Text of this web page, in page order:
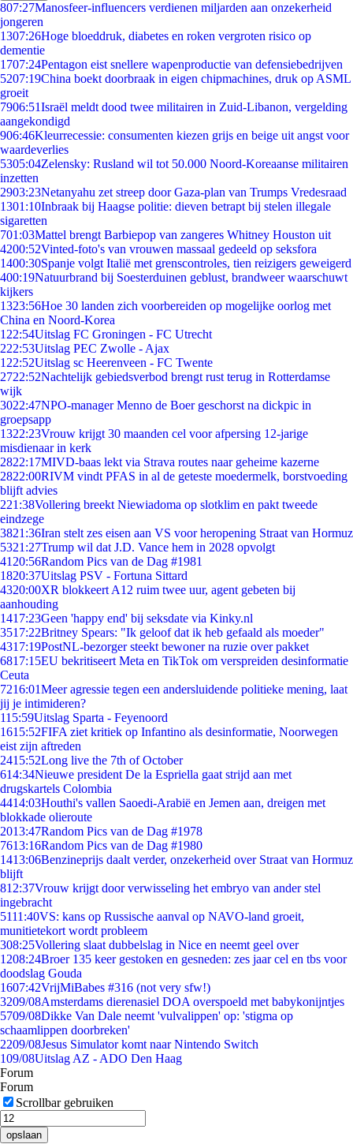
807:27Manosfeer-influencers verdienen miljarden aan onzekerheid
jongeren
1307:26Hoge bloeddruk, diabetes en roken vergroten risico op
dementie
1707:24Pentagon eist snellere wapenproductie van defensiebedrijven
5207:19China boekt doorbraak in eigen chipmachines, druk op ASML
groeit
7906:51Israël meldt dood twee militairen in Zuid-Libanon, vergelding
aangekondigd
906:46Kleurrecessie: consumenten kiezen grijs en beige uit angst voor
waardeverlies
5305:04Zelensky: Rusland wil tot 50.000 Noord-Koreaanse militairen
inzetten
2903:23Netanyahu zet streep door Gaza-plan van Trumps Vredesraad
1301:10Inbraak bij Haagse politie: dieven betrapt bij stelen illegale
sigaretten
701:03Mattel brengt Barbiepop van zangeres Whitney Houston uit
4200:52Vinted-foto's van vrouwen massaal gedeeld op seksfora
1400:30Spanje volgt Italië met grenscontroles, tien reizigers geweigerd
400:19Natuurbrand bij Soesterduinen geblust, brandweer waarschuwt
kijkers
1323:56Hoe 30 landen zich voorbereiden op mogelijke oorlog met
China en Noord-Korea
1 22:54Uitslag FC Groningen - FC Utrecht
222:53Uitslag PEC Zwolle - Ajax
1 22:52Uitslag sc Heerenveen - FC Twente
2722:52Nachtelijk gebiedsverbod brengt rust terug in Rotterdamse
wijk
3022:47NPO-manager Menno de Boer geschorst na dickpic in
groepsapp
1322:23Vrouw krijgt 30 maanden cel voor afpersing 12-jarige
misdienaar in kerk
2822:17MIVD-baas lekt via Strava routes naar geheime kazerne
2822:00RIVM vindt PFAS in al de geteste moedermelk, borstvoeding
blijft advies
221:38Vollering breekt Niewiadoma op slotklim en pakt tweede
eindzege
3821:36Iran stelt zes eisen aan VS voor heropening Straat van Hormuz
5321:27Trump wil dat J.D. Vance hem in 2028 opvolgt
41 20:56Random Pics van de Dag #1981
1820:37Uitslag PSV - Fortuna Sittard
4320:00XR blokkeert A12 ruim twee uur, agent gebeten bij
aanhouding
1417:23Geen 'happy end' bij seksdate via Kinky.nl
3517:22Britney Spears: "Ik geloof dat ik heb gefaald als moeder"
4317:19PostNL-bezorger steekt bewoner na ruzie over pakket
6817:15EU bekritiseert Meta en TikTok om verspreiden desinformatie
Ceuta
7216:01Meer agressie tegen een andersluidende politieke mening, laat
jij je intimideren?
115:59Uitslag Sparta - Feyenoord
1615:52FIFA ziet kritiek op Infantino als desinformatie, Noorwegen
eist zijn aftreden
2415:52Long live the 7th of October
614:34Nieuwe president De la Espriella gaat strijd aan met
drugskartels Colombia
4414:03Houthi's vallen Saoedi-Arabië en Jemen aan, dreigen met
blokkade olieroute
2013:47Random Pics van de Dag #1978
7613:16Random Pics van de Dag #1980
1413:06Benzineprijs daalt verder, onzekerheid over Straat van Hormuz
blijft
812:37Vrouw krijgt door verwisseling het embryo van ander stel
ingebracht
5111:40VS: kans op Russische aanval op NAVO-land groeit,
munitietekort wordt probleem
308:25Vollering slaat dubbelslag in Nice en neemt geel over
1208:24Broer 135 keer gestoken en gesneden: zes jaar cel en tbs voor
doodslag Gouda
1607:42VrijMiBabes #316 (not very sfw!)
3209/08Amsterdams dierenasiel DOA overspoeld met babykonijntjes
5709/08Dikke Van Dale neemt 'vulvalippen' op: 'stigma op
schaamlippen doorbreken'
2209/08Jesus Simulator komt naar Nintendo Switch
109/08Uitslag AZ - ADO Den Haag
Forum
Forum
Scrollbar gebruiken
opslaan